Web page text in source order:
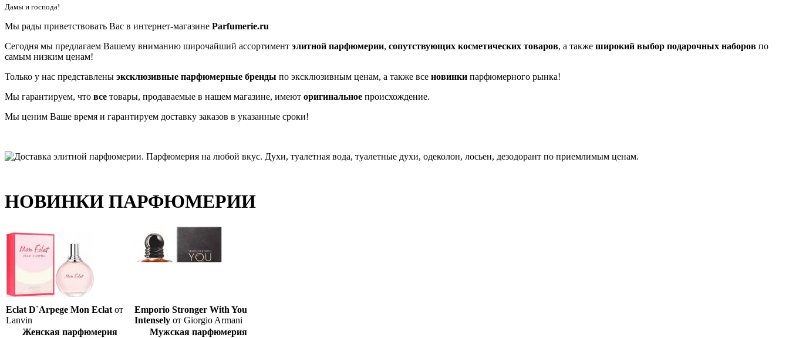
Дамы и господа!
Мы рады приветствовать Вас в интернет-магазине Parfumerie.ru
Сегодня мы предлагаем Вашему вниманию широчайший ассортимент элитной парфюмерии, сопутствующих косметических товаров, а также широкий выбор подарочных наборов по
самым низким ценам!
Только у нас представлены эксклюзивные парфюмерные бренды по эксклюзивным ценам, а также все новинки парфюмерного рынка!
Мы гарантируем, что все товары, продаваемые в нашем магазине, имеют оригинальное происхождение.
Мы ценим Ваше время и гарантируем доставку заказов в указанные сроки!
НОВИНКИ ПАРФЮМЕРИИ
Eclat D`Arpege Mon Eclatот
Lanvin
Emporio Stronger With You
Intensely от Giorgio Armani
Женская парфюмерия
Мужская парфюмерия